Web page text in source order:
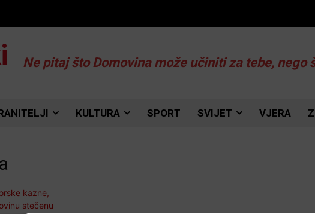
Ne pitaj što Domovina može učiniti za tebe, nego
KULTURA SPORT SVIJET VJERA